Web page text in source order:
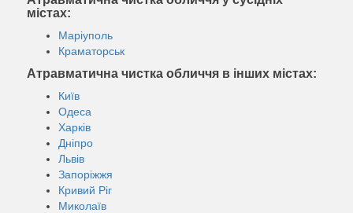
містах:
Маріуполь
Краматорськ
Атравматична чистка обличчя в інших містах:
Київ
Одеса
Харків
Дніпро
Львів
Запоріжжя
Кривий Ріг
Миколаїв